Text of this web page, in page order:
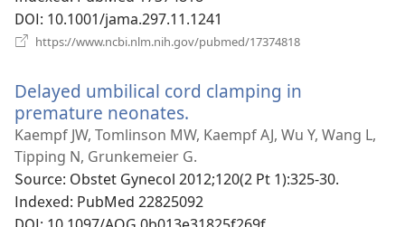
기)
DOI‎: 10.1001/jama.297.11.1241
https://www.ncbi.nlm.nih.gov/pubmed/17374818
창
Delayed umbilical cord clamping in
premature neonates.
로
운
창
열
기)
Kaempf JW, Tomlinson MW, Kaempf AJ, Wu Y, Wang L,
Tipping N, Grunkemeier G.
Source‎: Obstet Gynecol 2012;120(2 Pt 1):325-30.
Indexed‎: PubMed 22825092